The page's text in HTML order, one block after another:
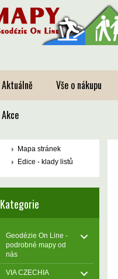
Aktuálně Vše o nákupu
Akce
Mapa stránek
Edice - klady listů
Kategorie
Geodézie On Line -
podrobné mapy od
nás
VIA CZECHIA